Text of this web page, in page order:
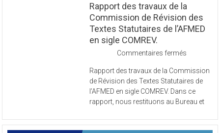
Rapport des travaux de la
Commission de Révision des
Textes Statutaires de l’AFMED
en sigle COMREV.
Commentaires fermés
des
travaux
de
la
de
Rapport des travaux de la Commission
de Révision des Textes Statutaires de
l’AFMED en sigle COMREV. Dans ce
rapport, nous restituons au Bureau et